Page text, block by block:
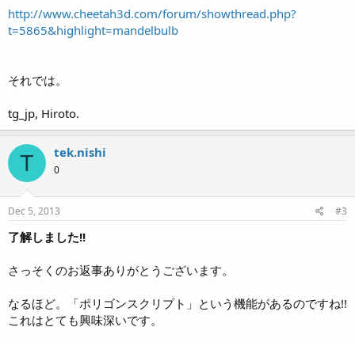
http://www.cheetah3d.com/forum/showthread.php?
t=5865&highlight=mandelbulb
それでは。
tg_jp, Hiroto.
T tek.nishi
0
Dec 5, 2013 #3
了解しました!!
さっそくのお返事ありがとうございます。
なるほど。「ポリゴンスクリプト」という機能があるのですね!!
これはとても興味深いです。